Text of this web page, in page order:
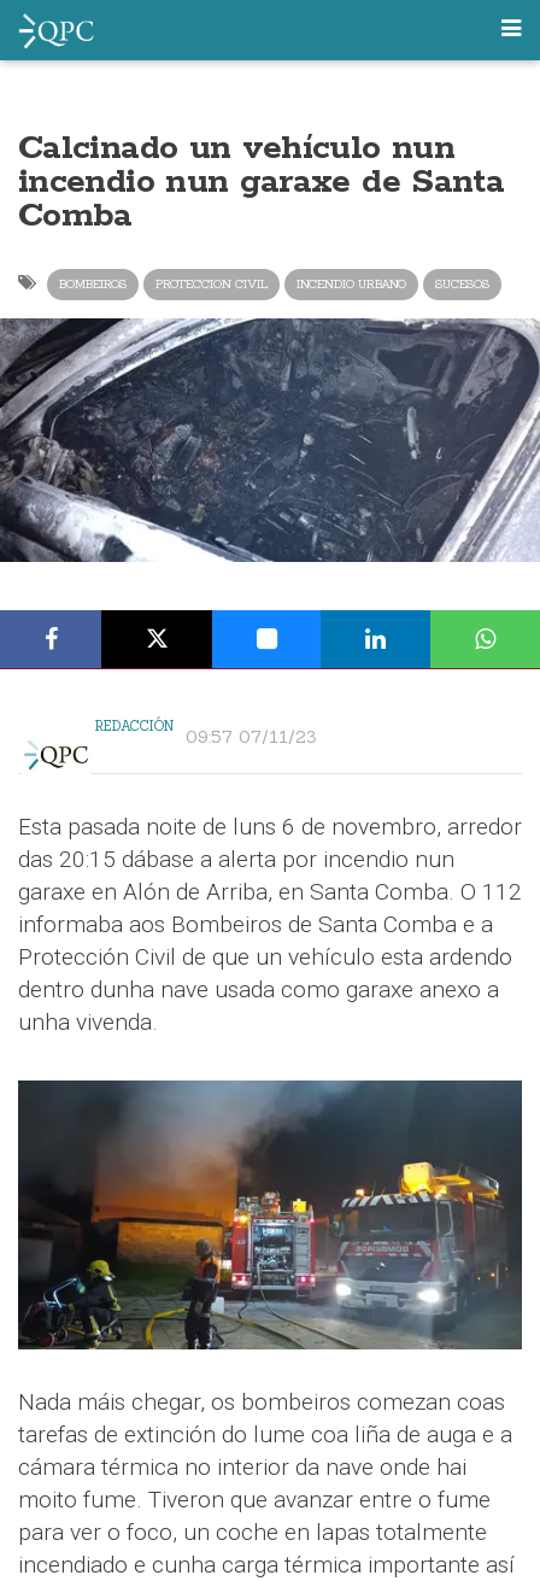
Calcinado un vehículo nun
incendio nun garaxe de Santa
Comba
BOMBEIROS PROTECCION CIVIL INCENDIO URBANO SUCESOS
REDACCIÓN 09:57 07/11/23
Esta pasada noite de luns 6 de novembro, arredor
das 20:15 dábase a alerta por incendio nun
garaxe en Alón de Arriba, en Santa Comba. O 112
informaba aos Bombeiros de Santa Comba e a
Protección Civil de que un vehículo esta ardendo
dentro dunha nave usada como garaxe anexo a
unha vivenda.
Nada máis chegar, os bombeiros comezan coas
tarefas de extinción do lume coa liña de auga e a
cámara térmica no interior da nave onde hai
moito fume. Tiveron que avanzar entre o fume
para ver o foco, un coche en lapas totalmente
incendiado e cunha carga térmica importante así